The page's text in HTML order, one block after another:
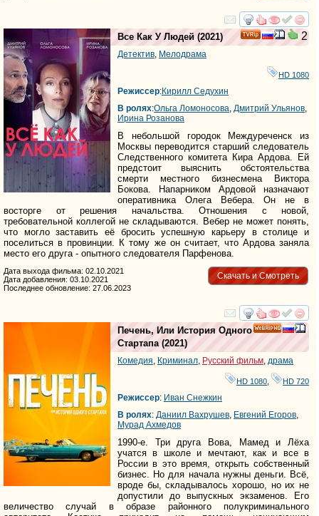
смотреть
2
Все Как У Людей (2021)
Детектив, Мелодрама
HD 1080
Режиссер:Кирилл Седухин
В ролях:Ольга Ломоносова, Дмитрий Ульянов,
Ирина Розанова
В небольшой городок Междуреченск из
Москвы переводится старший следователь
Следственного комитета Кира Ардова. Ей
предстоит выяснить обстоятельства
смерти местного бизнесмена Виктора
Бокова. Напарником Ардовой назначают
оперативника Олега Вебера. Он не в
восторге от решения начальства. Отношения с новой,
требовательной коллегой не складываются. Вебер не может понять,
что могло заставить её бросить успешную карьеру в столице и
поселиться в провинции. К тому же он считает, что Ардова заняла
место его друга - опытного следователя Парфенова.
Скачать и Смотреть
Дата выхода фильма: 02.10.2021
Дата добавления: 03.10.2021
Последнее обновление: 27.06.2023
смотреть
Печень, Или История Одного
Стартапа(2021)
Комедия, Криминал, Русский фильм, драма
HD 1080 HD 720
Режиссер: Иван Снежкин
В ролях: Даниил Вахрушев, Евгений Егоров,
Мурад Ахмедов
1990-е. Три друга Вова, Мамед и Лёха
учатся в школе и мечтают, как и все в
России в это время, открыть собственный
бизнес. Но для начала нужны деньги. Всё,
вроде бы, складывалось хорошо, но их не
допустили до выпускных экзаменов. Его
величество случай в образе районного полукриминального